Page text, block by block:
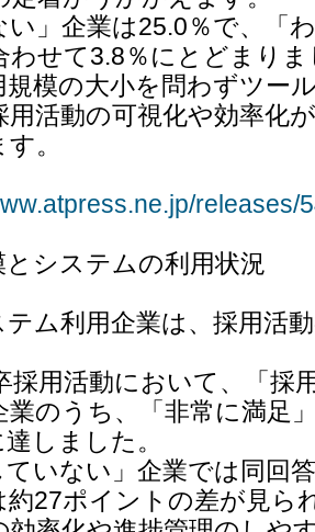
い」企業は25.0％で、「
わせて3.8％にとどまり
模の大小を問わずツー
活動の可視化や効率化
。
releases/
システムの利用状況
テム利用企業は、採用活
採用活動において、「採
業のうち、「非常に満足
しました。
ていない」企業では同回
約27ポイントの差が見ら